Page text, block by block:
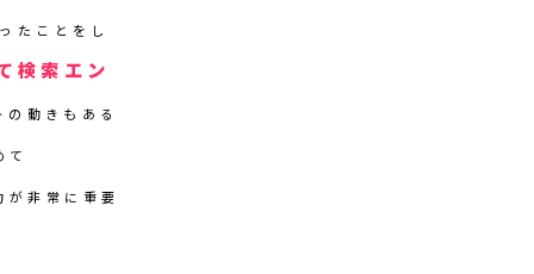
たことをし
検索エン
動きもある
て
非常に重要